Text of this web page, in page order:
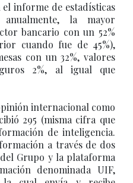
informe de estadísticas
la mayor
bancario con un 52%
cuando fue de 45%),
con un 32%, valores
2%, al igual que
internacional como
295 (misma cifra que
de inteligencia.
a través de dos
Grupo y la plataforma
denominada UIF,